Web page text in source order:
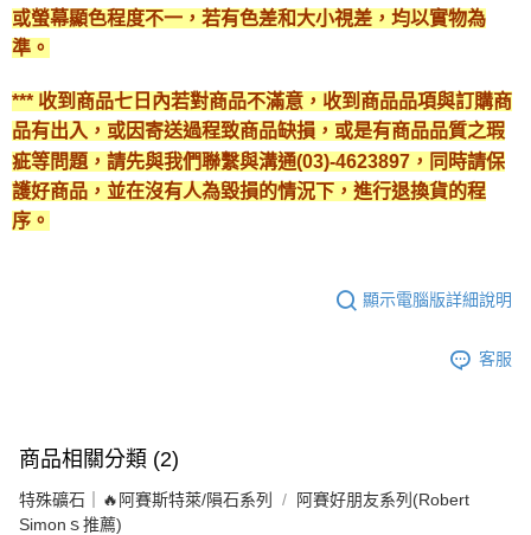
或螢幕顯色程度不一，若有色差和大小視差，均以實物為
準。
*** 收到商品七日內若對商品不滿意，收到商品品項與訂購商
品有出入，或因寄送過程致商品缺損，或是有商品品質之瑕
疵等問題，請先與我們聯繫與溝通(03)-4623897，同時請保
護好商品，並在沒有人為毀損的情況下，進行退換貨的程
序。
顯示電腦版詳細說明
客服
商品相關分類 (2)
特殊礦石｜🔥阿賽斯特萊/隕石系列
阿賽好朋友系列(Robert
Simonｓ推薦)